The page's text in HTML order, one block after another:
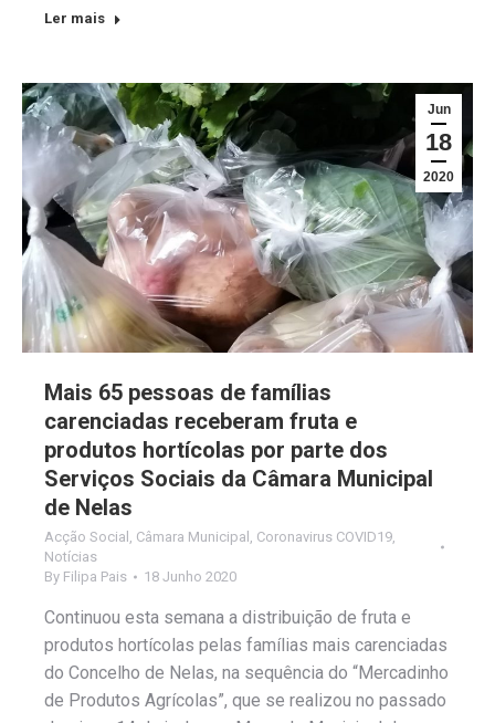
Ler mais
Jun
18
2020
Mais 65 pessoas de famílias
carenciadas receberam fruta e
produtos hortícolas por parte dos
Serviços Sociais da Câmara Municipal
de Nelas
Acção Social , Câmara Municipal , Coronavirus COVID19,
Notícias
By Filipa Pais 18 Junho 2020
Continuou esta semana a distribuição de fruta e
produtos hortícolas pelas famílias mais carenciadas
do Concelho de Nelas, na sequência do “Mercadinho
de Produtos Agrícolas”, que se realizou no passado